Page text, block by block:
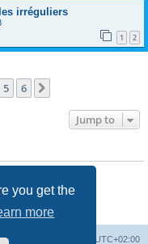
you get the
more
irréguliers
1 2
5 6
Jump to
UTC+02:00
cookies